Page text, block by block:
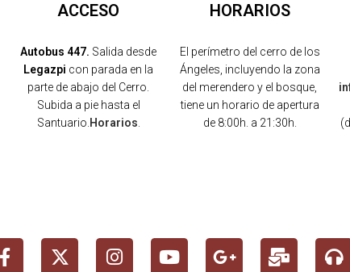
ACCESO
Autobus 447. Salida desde
Legazpi con parada en la
parte de abajo del Cerro.
Subida a pie hasta el
Santuario. Horarios
HORARIOS
El perímetro del cerro de los
Ángeles, incluyendo la zona
del merendero y el bosque,
tiene un horario de apertura
de 8:00h. a 21:30h.